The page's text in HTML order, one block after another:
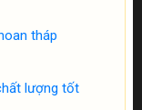
tháp
lượng tốt